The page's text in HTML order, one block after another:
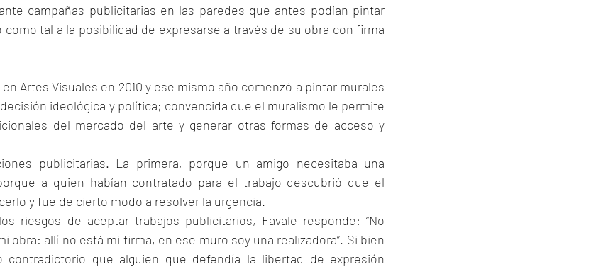
campañas publicitarias en las paredes que antes podían pintar
tal a la posibilidad de expresarse a través de su obra con firma
Artes Visuales en 2010 y ese mismo año comenzó a pintar murales
ideológica y política; convencida que el muralismo le permite
del mercado del arte y generar otras formas de acceso y
publicitarias. La primera, porque un amigo necesitaba una
a quien habían contratado para el trabajo descubrió que el
y fue de cierto modo a resolver la urgencia.
riesgos de aceptar trabajos publicitarios, Favale responde: “No
obra: allí no está mi firma, en ese muro soy una realizadora”. Si bien
contradictorio que alguien que defendía la libertad de expresión